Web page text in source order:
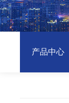
产品中心